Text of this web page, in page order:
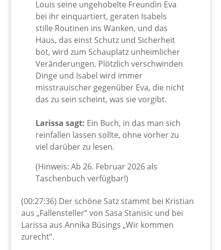
Louis seine ungehobelte Freundin Eva
bei ihr einquartiert, geraten Isabels
stille Routinen ins Wanken, und das
Haus, das einst Schutz und Sicherheit
bot, wird zum Schauplatz unheimlicher
Veränderungen. Plötzlich verschwinden
Dinge und Isabel wird immer
misstrauischer gegenüber Eva, die nicht
das zu sein scheint, was sie vorgibt.
Larissa sagt: Ein Buch, in das man sich
reinfallen lassen sollte, ohne vorher zu
viel darüber zu lesen.
(Hinweis: Ab 26. Februar 2026 als
Taschenbuch verfügbar!)
(00:27:36) Der schöne Satz stammt bei Kristian
aus „Fallensteller“ von Sasa Stanisic und bei
Larissa aus Annika Büsings „Wir kommen
zurecht“.